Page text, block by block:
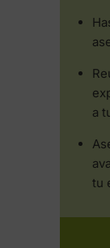
a
tu